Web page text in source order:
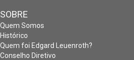
SOBRE
Quem Somos
Histórico
Quem foi Edgard Leuenroth?
Conselho Diretivo